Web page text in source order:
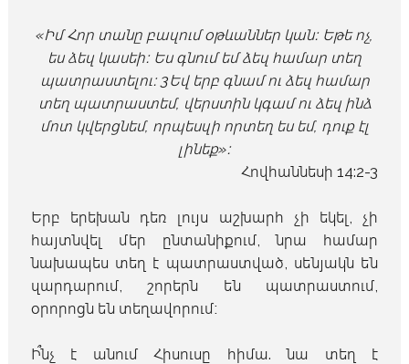
«Իմ Հոր տանը բազում օթևաններ կան։ Եթե ոչ,
ես ձեզ կասեի։ Ես գնում եմ ձեզ համար տեղ
պատրաստելու։ 3Եվ երբ գնամ ու ձեզ համար
տեղ պատրաստեմ, վերստին կգամ ու ձեզ ինձ
մոտ կվերցնեմ, որպեսզի որտեղ ես եմ, դուք էլ
լինեք»։
Հովհաննեսի 14:2-3
Երբ երեխան դեռ լույս աշխարհ չի եկել, չի
հայտնվել մեր ընտանիքում, նրա համար
նախապես տեղ է պատրաստված, սենյակն են
զարդարում, շորերն են պատրաստում,
օրորոցն են տեղավորում։
Ի՞նչ է անում Հիսուսը հիմա. նա տեղ է